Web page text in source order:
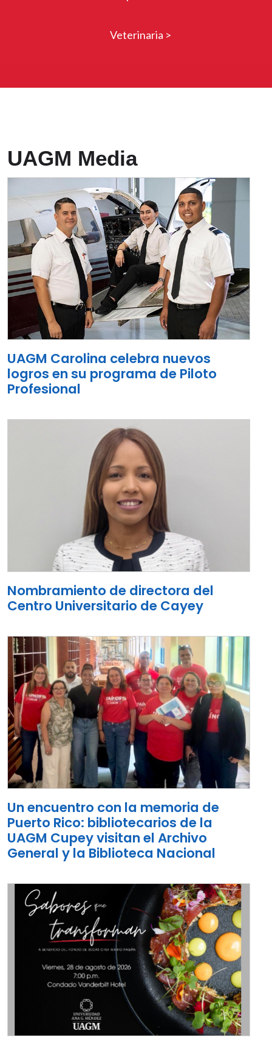
Veterinaria >
UAGM Media
UAGM Carolina celebra nuevos
logros en su programa de Piloto
Profesional
Nombramiento de directora del
Centro Universitario de Cayey
Un encuentro con la memoria de
Puerto Rico: bibliotecarios de la
UAGM Cupey visitan el Archivo
General y la Biblioteca Nacional